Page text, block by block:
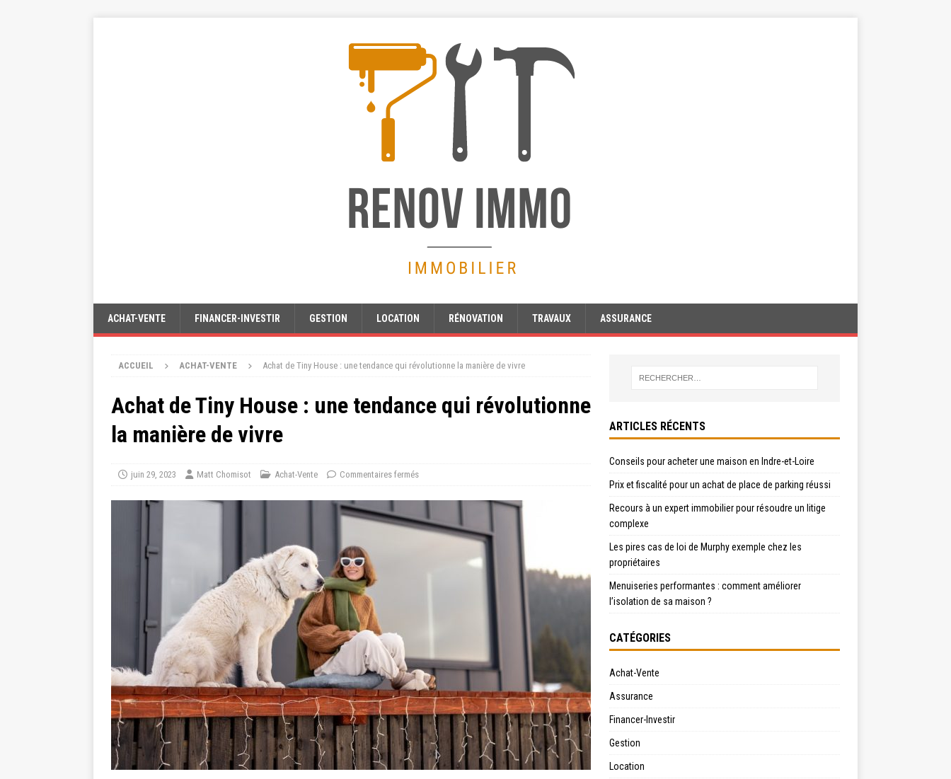
ACHAT-VENTE FINANCER-INVESTIR GESTION LOCATION RÉNOVATION TRAVAUX ASSURANCE
ACCUEIL ACHAT-VENTE Achat de Tiny House : une tendance qui révolutionne la manière de vivre
Achat de Tiny House : une tendance qui révolutionne
la manière de vivre
juin 29, 2023 Matt Chomisot Achat-Vente Commentaires fermés
ARTICLES RÉCENTS
Conseils pour acheter une maison en Indre-et-Loire
Prix et fiscalité pour un achat de place de parking réussi
Recours à un expert immobilier pour résoudre un litige
complexe
Les pires cas de loi de Murphy exemple chez les
propriétaires
Menuiseries performantes : comment améliorer
l’isolation de sa maison ?
CATÉGORIES
Achat-Vente
Assurance
Financer-Investir
Gestion
Location